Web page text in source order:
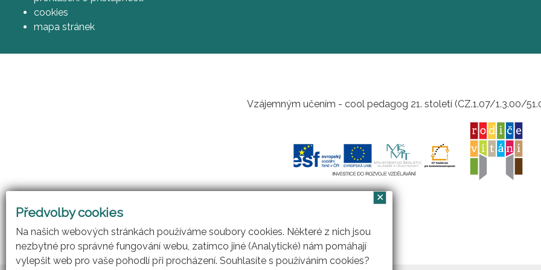
cookies
mapa stránek
Vzájemným učením - cool pedagog 21. století (CZ.1.07/1.3.00/
Předvolby cookies
Na našich webových stránkách používáme soubory cookies. Některé z nich jsou
nezbytné pro správné fungování webu, zatímco jiné (Analytické) nám pomáhají
vylepšit web pro vaše pohodlí při procházení. Souhlasíte s používáním cookies?
✕